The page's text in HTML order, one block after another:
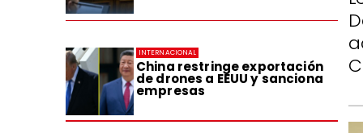
China restringe exportación
de drones a EEUU y sanciona
empresas
INTERNACIONAL